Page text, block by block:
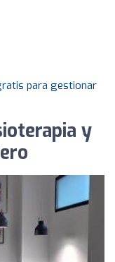
para gestionar
y